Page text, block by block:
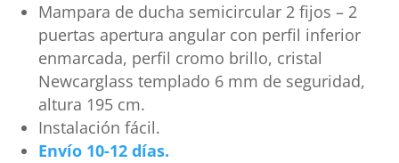
Mampara de ducha semicircular 2 fijos – 2
puertas apertura angular con perfil inferior
enmarcada, perfil cromo brillo, cristal
Newcarglass templado 6 mm de seguridad,
altura 195 cm.
Instalación fácil.
Envío 10-12 días.